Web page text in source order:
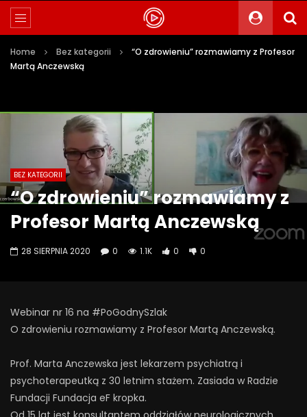
Home Bez kategorii
“O zdrowieniu” rozmawiamy z Profesor
Martą Anczewską
BEZ KATEGORII
“O zdrowieniu” rozmawiamy z
Profesor Martą Anczewską
28 SIERPNIA 2020 0 1.1K 0 0
Webinar nr 16 na #PoGodnySzlak
O zdrowieniu rozmawiamy z Profesor Martą Anczewską.
Prof. Marta Anczewska jest lekarzem psychiatrą i
psychoterapeutką z 30 letnim stażem. Zasiada w Radzie
Fundacji Fundacja eF kropka.